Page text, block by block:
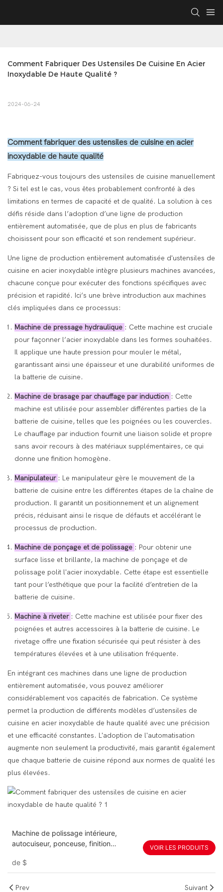
Comment Fabriquer Des Ustensiles De Cuisine En Acier
Inoxydable De Haute Qualité ?
2024-06-24
Comment fabriquer des ustensiles de cuisine en acier
inoxydable de haute qualité
Fabriquez-vous toujours des ustensiles de cuisine manuellement
? Si tel est le cas, vous êtes probablement confronté à des
limitations en termes de capacité et de qualité. La solution à ces
défis réside dans l’adoption d’une ligne de production
entièrement automatisée, que de plus en plus de fabricants
choisissent pour son efficacité et son rendement supérieur.
Une ligne de production entièrement automatisée d'ustensiles de
cuisine en acier inoxydable intègre plusieurs machines avancées,
chacune conçue pour exécuter des fonctions spécifiques avec
précision et rapidité. Ici’s une brève introduction aux machines
clés impliquées dans ce processus:
Machine de pressage hydraulique : Cette machine est cruciale
pour façonner l’acier inoxydable dans les formes souhaitées.
Il applique une haute pression pour mouler le métal,
garantissant ainsi une épaisseur et une durabilité uniformes de
la batterie de cuisine.
Machine de brasage par chauffage par induction : Cette
machine est utilisée pour assembler différentes parties de la
batterie de cuisine, telles que les poignées ou les couvercles.
Le chauffage par induction fournit une liaison solide et propre
sans avoir recours à des matériaux supplémentaires, ce qui
donne une finition homogène.
Manipulateur : Le manipulateur gère le mouvement de la
batterie de cuisine entre les différentes étapes de la chaîne de
production. Il garantit un positionnement et un alignement
précis, réduisant ainsi le risque de défauts et accélérant le
processus de production.
Machine de ponçage et de polissage : Pour obtenir une
surface lisse et brillante, la machine de ponçage et de
polissage polit l'acier inoxydable. Cette étape est essentielle
tant pour l’esthétique que pour la facilité d’entretien de la
batterie de cuisine.
Machine à riveter : Cette machine est utilisée pour fixer des
poignées et autres accessoires à la batterie de cuisine. Le
rivetage offre une fixation sécurisée qui peut résister à des
températures élevées et à une utilisation fréquente.
En intégrant ces machines dans une ligne de production
entièrement automatisée, vous pouvez améliorer
considérablement vos capacités de fabrication. Ce système
permet la production de différents modèles d’ustensiles de
cuisine en acier inoxydable de haute qualité avec une précision
et une efficacité constantes. L'adoption de l'automatisation
augmente non seulement la productivité, mais garantit également
que chaque batterie de cuisine répond aux normes de qualité les
plus élevées.
Machine de polissage intérieure,
autocuiseur, ponceuse, finition
de $
VOIR LES PRODUITS
Prev Suivant